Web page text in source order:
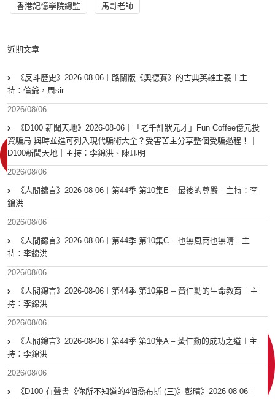
香港記憶學院總監 馬哥老師
近期文章
《反斗歷史》2026-08-06︱路蘭版《奧德賽》的古典英雄主義︱主
持：倫爺，周sir
2026/08/06
《D100 新聞天地》2026-08-06｜「老千計狀元才」Fun Coffee億元投
資騙局 與時並進可列入現代騙術大全？受害苦主分享整個受騙過程！｜
D100新聞天地｜主持：李錦洪、陳珏明
2026/08/06
《人間錦言》2026-08-06︱第44季 第10集E – 最後的尊嚴︱主持：李
錦洪
2026/08/06
《人間錦言》2026-08-06︱第44季 第10集C – 也無風雨也無晴︱主
持：李錦洪
2026/08/06
《人間錦言》2026-08-06︱第44季 第10集B – 黃仁勳的生命教育︱主
持：李錦洪
2026/08/06
《人間錦言》2026-08-06︱第44季 第10集A – 黃仁勳的成功之道︱主
持：李錦洪
2026/08/06
《D100 有聲書《你所不知道的4個喬布斯 (三)》彭晴》2026-08-06︱